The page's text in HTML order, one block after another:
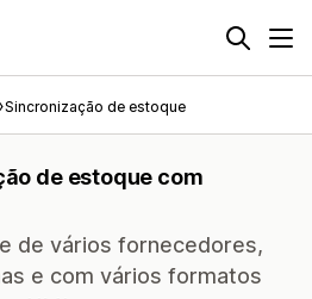
Sincronização de estoque
de estoque com
de vários fornecedores,
e com vários formatos